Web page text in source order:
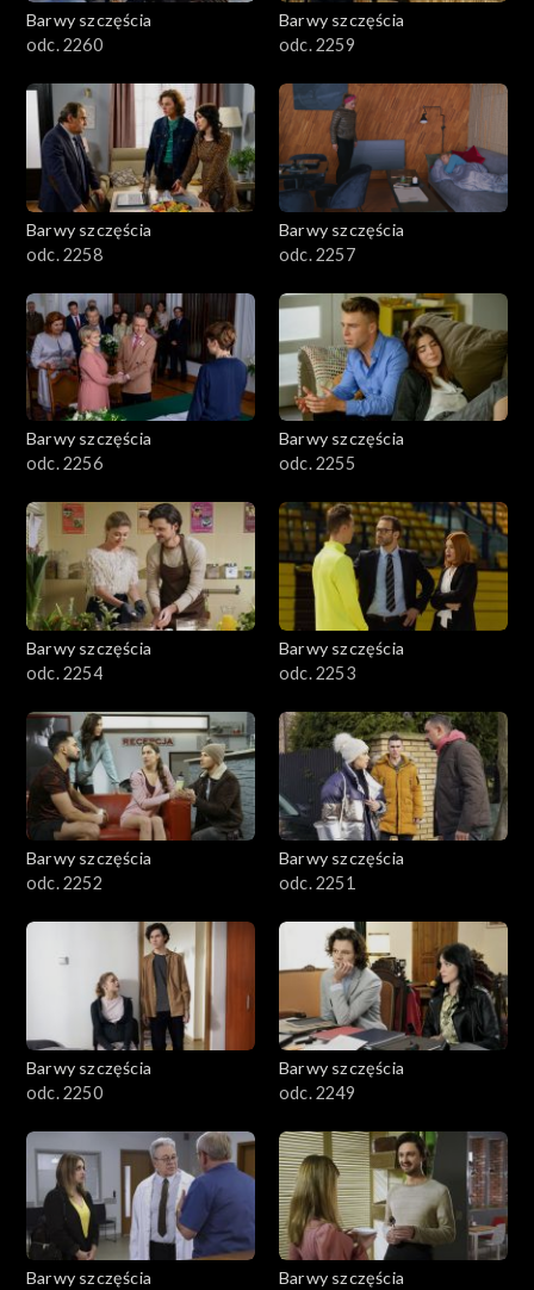
Barwy szczęścia
odc. 2260
Barwy szczęścia
odc. 2259
Barwy szczęścia
odc. 2258
Barwy szczęścia
odc. 2257
Barwy szczęścia
odc. 2256
Barwy szczęścia
odc. 2255
Barwy szczęścia
odc. 2254
Barwy szczęścia
odc. 2253
Barwy szczęścia
odc. 2252
Barwy szczęścia
odc. 2251
Barwy szczęścia
odc. 2250
Barwy szczęścia
odc. 2249
Barwy szczęścia
Barwy szczęścia